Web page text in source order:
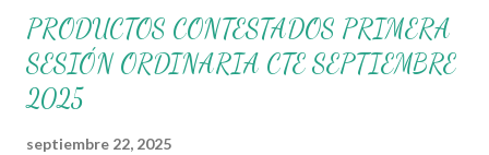
PRODUCTOS CONTESTADOS PRIMERA
SESIÓN ORDINARIA CTE SEPTIEMBRE
2025
septiembre 22, 2025